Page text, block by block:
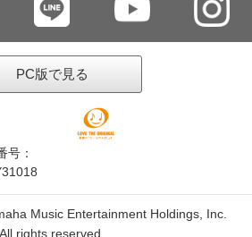
PC版で見る
号：
Music Entertainment Holdings, Inc.
All rights reserved.